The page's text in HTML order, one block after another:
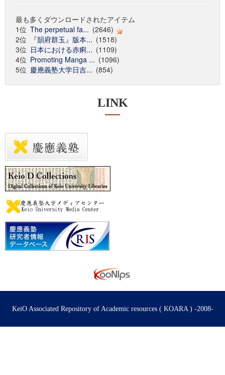
最も多くダウンロードされたアイテム
1位 The perpetual fa... (2646)
2位
『韻府群玉』版本... (1518)
3位 日本における赤痢... (1109)
4位 Promoting Manga ... (1096)
5位 慶應義塾大学日吉... (854)
LINK
KeiO Associated Repository of Academic resources ( KOARA ) -2008-